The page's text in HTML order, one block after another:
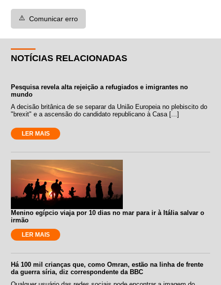
⚠️ Comunicar erro
NOTÍCIAS RELACIONADAS
Pesquisa revela alta rejeição a refugiados e imigrantes no
mundo
A decisão britânica de se separar da União Europeia no plebiscito do
"brexit" e a ascensão do candidato republicano à Casa [...]
LER MAIS
Menino egípcio viaja por 10 dias no mar para ir à Itália salvar o
irmão
LER MAIS
Há 100 mil crianças que, como Omran, estão na linha de frente
da guerra síria, diz correspondente da BBC